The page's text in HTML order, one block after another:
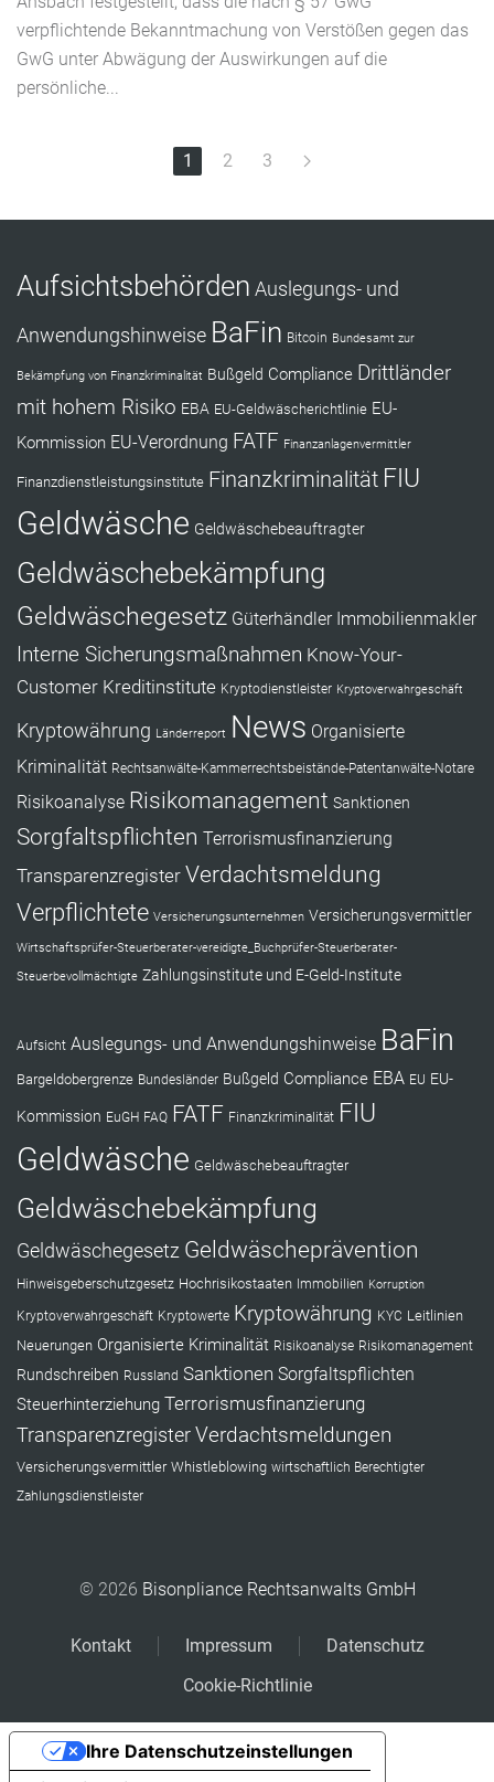
verpflichtende Bekanntmachung von Verstößen gegen das
GwG unter Abwägung der Auswirkungen auf die
persönliche...
1 2 3
Aufsichtsbehörden Auslegungs- und
Anwendungshinweise BaFin Bitcoin Bundesamt zur
Bekämpfung von Finanzkriminalität Bußgeld Compliance Drittländer
mit hohem Risiko EBA EU-Geldwäscherichtlinie EU-
Kommission EU-Verordnung FATF Finanzanlagenvermittler
Finanzdienstleistungsinstitute Finanzkriminalität FIU
Geldwäsche Geldwäschebeauftragter
Geldwäschebekämpfung
Geldwäschegesetz Güterhändler Immobilienmakler
Interne Sicherungsmaßnahmen Know-Your-
Customer Kreditinstitute Kryptodienstleister Kryptoverwahrgeschäft
Kryptowährung Länderreport News Organisierte
Kriminalität Rechtsanwälte-Kammerrechtsbeistände-Patentanwälte-Notare
Risikoanalyse Risikomanagement Sanktionen
Sorgfaltspflichten Terrorismusfinanzierung
Transparenzregister Verdachtsmeldung
Verpflichtete Versicherungsunternehmen Versicherungsvermittler
Wirtschaftsprüfer-Steuerberater-vereidigte_Buchprüfer-Steuerberater-
Steuerbevollmächtigte Zahlungsinstitute und E-Geld-Institute
Aufsicht Auslegungs- und Anwendungshinweise BaFin
Bargeldobergrenze Bundesländer Bußgeld Compliance EBA EU EU-
Kommission EuGH FAQ FATF Finanzkriminalität FIU
Geldwäsche Geldwäschebeauftragter
Geldwäschebekämpfung
Geldwäschegesetz Geldwäscheprävention
Hinweisgeberschutzgesetz Hochrisikostaaten Immobilien Korruption
Kryptoverwahrgeschäft Kryptowerte Kryptowährung KYC Leitlinien
Neuerungen Organisierte Kriminalität Risikoanalyse Risikomanagement
Rundschreiben Russland Sanktionen Sorgfaltspflichten
Steuerhinterziehung Terrorismusfinanzierung
TransparenzregisterVerdachtsmeldungen
Versicherungsvermittler Whistleblowing wirtschaftlich Berechtigter
Zahlungsdienstleister
© 2026 Bisonpliance Rechtsanwalts GmbH
Kontakt Impressum
Datenschutz
Cookie-Richtlinie
Ihre Datenschutzeinstellungen